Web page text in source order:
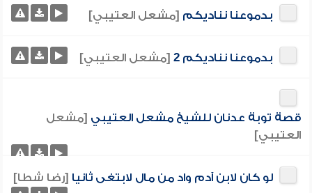
بدموعنا نناديكم [مشعل العتيبي]
بدموعنا نناديكم 2 [مشعل العتيبي]
قصة توبة عدنان للشيخ مشعل العتيبي [مشعل
العتيبي]
لو كان لابن آدم واد من مال لابتغى ثانيا [رضا شطا]